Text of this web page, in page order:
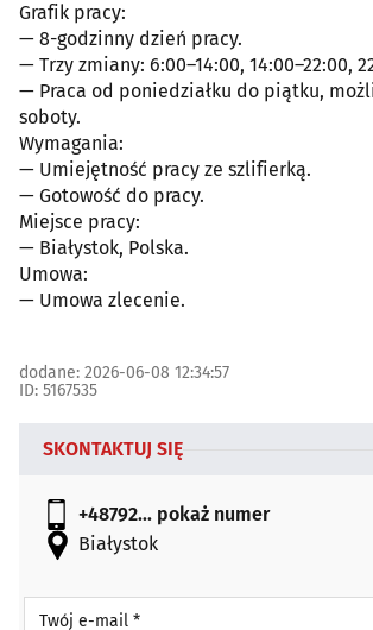
Grafik pracy:
— 8-godzinny dzień pracy.
— Trzy zmiany: 6:00–14:00, 14:00–22:00,
— Praca od poniedziałku do piątku,
soboty.
Wymagania:
— Umiejętność pracy ze szlifierką.
— Gotowość do pracy.
Miejsce pracy:
— Białystok, Polska.
Umowa:
— Umowa zlecenie.
dodane: 2026-06-08 12:34:57
ID: 5167535
SKONTAKTUJ SIĘ
+48792... pokaż numer
Białystok
Twój e-mail *